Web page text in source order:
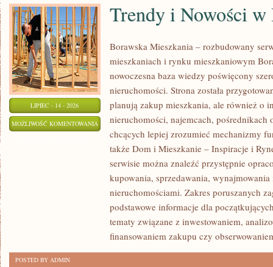
LIPIEC - 14 - 2026
MOŻLIWOŚĆ KOMENTOWANIA TRENDY
NOWOŚCI
BRANŻY
Trendy i Nowości w
Borawska Mieszkania – rozbudowany
mieszkaniach i rynku mieszkaniowym
nowoczesna baza wiedzy poświęcony
nieruchomości. Strona została
planują zakup mieszkania, ale również o
nieruchomości, najemcach,
chcących lepiej zrozumieć mechanizmy
także Dom i Mieszkanie – Inspiracje i
serwisie można znaleźć przystępnie
kupowania, sprzedawania, wynajmowania
nieruchomościami. Zakres poruszanych
podstawowe informacje dla
tematy związane z inwestowaniem,
finansowaniem zakupu czy
POSTED BY ADMIN